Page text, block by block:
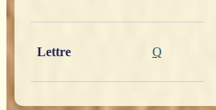
Lettre Q